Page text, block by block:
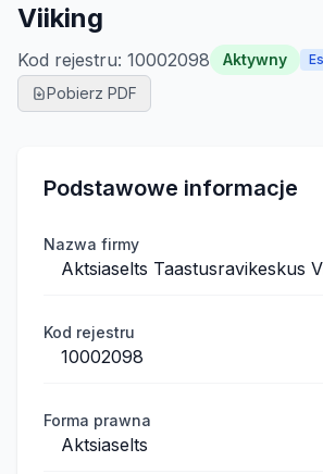
Viiking
Kod rejestru: 10002098 Aktywny
Pobierz PDF
Podstawowe informacje
Nazwa firmy
Aktsiaselts Taastusravikeskus
Kod rejestru
10002098
Forma prawna
Aktsiaselts